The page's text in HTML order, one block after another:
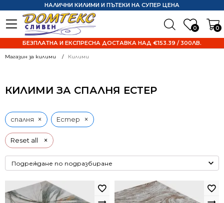
0 0
НАЛИЧНИ КИЛИМИ И ПЪТЕКИ НА СУПЕР ЦЕНА
БЕЗПЛАТНА И ЕКСПРЕСНА ДОСТАВКА НАД €153.39 / 300ЛВ.
Магазин за килими Килими
КИЛИМИ ЗА СПАЛНЯ ЕСТЕР
Reset all ×
спалня × Естер ×